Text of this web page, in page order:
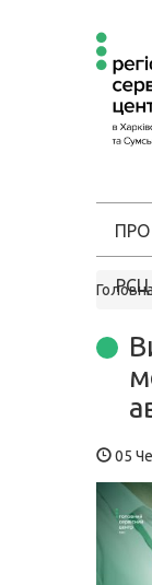
ПРО
РСЦ
Головна
05